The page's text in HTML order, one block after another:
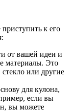
к его
от вашей идеи и
материалы. Это
или другие
для кулона,
если вы
вы можете